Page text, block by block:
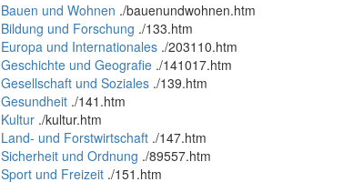
Bauen und Wohnen ./bauenundwohnen.htm
Bildung und Forschung ./133.htm
Europa und Internationales ./203110.htm
Geschichte und Geografie ./141017.htm
Gesellschaft und Soziales ./139.htm
Gesundheit ./141.htm
Kultur ./kultur.htm
Land- und Forstwirtschaft ./147.htm
Sicherheit und Ordnung ./89557.htm
Sport und Freizeit ./151.htm